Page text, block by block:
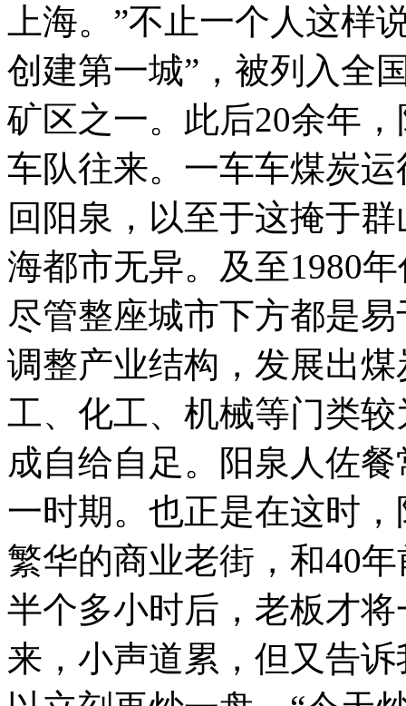
上海。”不止一个人这样
创建第一城”，被列入全
矿区之一。此后20余年
车队往来。一车车煤炭
回阳泉，以至于这掩于
海都市无异。及至1980
尽管整座城市下方都是
调整产业结构，发展出
工、化工、机械等门类
成自给自足。阳泉人佐
一时期。也正是在这时
繁华的商业老街，和40
半个多小时后，老板才
来，小声道累，但又告